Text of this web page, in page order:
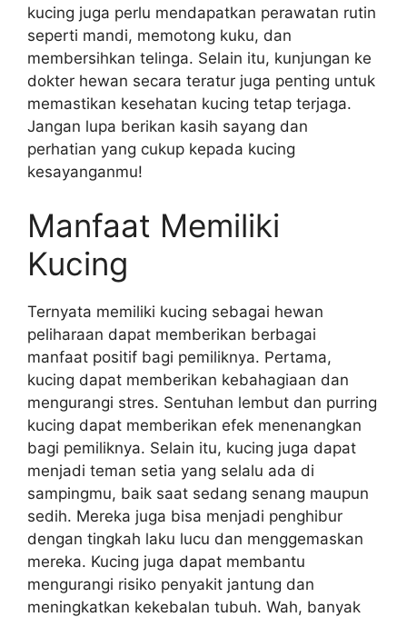
kucing juga perlu mendapatkan perawatan rutin
seperti mandi, memotong kuku, dan
membersihkan telinga. Selain itu, kunjungan ke
dokter hewan secara teratur juga penting untuk
memastikan kesehatan kucing tetap terjaga.
Jangan lupa berikan kasih sayang dan
perhatian yang cukup kepada kucing
kesayanganmu!
Manfaat Memiliki
Kucing
Ternyata memiliki kucing sebagai hewan
peliharaan dapat memberikan berbagai
manfaat positif bagi pemiliknya. Pertama,
kucing dapat memberikan kebahagiaan dan
mengurangi stres. Sentuhan lembut dan purring
kucing dapat memberikan efek menenangkan
bagi pemiliknya. Selain itu, kucing juga dapat
menjadi teman setia yang selalu ada di
sampingmu, baik saat sedang senang maupun
sedih. Mereka juga bisa menjadi penghibur
dengan tingkah laku lucu dan menggemaskan
mereka. Kucing juga dapat membantu
mengurangi risiko penyakit jantung dan
meningkatkan kekebalan tubuh. Wah, banyak